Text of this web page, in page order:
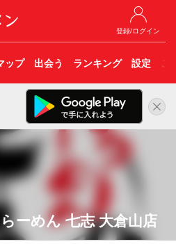
登録/ログイン
ップ 出会う ランキング 設定 こ
ーめん 七志 大倉山店